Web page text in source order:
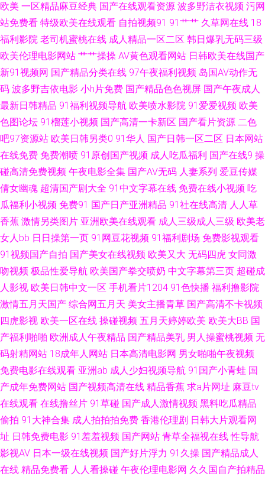
区 国产精品人妻久久 中文字幕国内不卡 福利片区入口 性爱福利 成人网站做
爱在线免费 影音先锋欧美色图 黄色视频A 91豆花吃瓜熟女 精品tv自拍 91传
媒网 精品不卡网 91TV性爱视频 国内操B视频 在线视频资源网站 久草久草久
草 91另类精品日韩欧美 欧美成人亚洲精品 91免费公开视频 欧美在线cd人妖
视频 91社精品无码 欧美性爱DV 91探花偷拍视频 五月天日日干 岛国资源站
人妖在线播放 白洁高校长 在线加勒比av 黑丝影院91 91成年成年进入人口 激
情A片 91官方传谋免费线观看 久久国产V 91海角视频 久9九9深色探花 91福
利社区 欧美日韩性爱悠悠 91尤物视频网址在线 午夜神马福利社 吃瓜偷青视
频 亚洲淫爱网 国产肏屄大片 在线AA成人色网 黄色苍库 91传媒抖音 欧美日
韩综合精品无 97色色超踫 五月亭亭激情网 传媒官网在线免费观看 亚a在线a
人片 国产福利AV在线 影音先锋中文字幕亚洲 欧美两性性交 成人PH免费看片
入口 影音先锋国产av资源 九9伊人网 91国产久久网一区 久久香蕉狼人影视
91另类稀缺国产真实 男人的天堂网色 草草地址一二三 日韩免费黄色网址 久
草国内 香蕉精品操逼网 欧日美一本道 91视频影院 日韩阿v片在线观看 黑人
欧美性爱 伊人老司 91视频在线资源网 黄色W网站 爱福利视频一区二区 91av
欧美 一区精品麻豆经典 国产在线观看资源 波多野洁衣视频 污网
站免费看 特级欧美在线观看 自拍视频91 91艹艹 久草网在线 18
福利影院 老司机蜜桃在线 成人精品一区二区 韩日爆乳无码三级
欧美伦理电影网站 艹艹操操 AV黄色观看网站 日韩欧美在线国产
新91视频网 国产精品分类在线 97午夜福利视频 岛国AV动作无
码 波多野吉依电影 小h片免费 国产精品色色视屏 国产午夜成人
最新日韩精品 91福利视频导航 欧美喷水影院 91爱爱视频 欧美
色图论坛 91榴莲小视频 国产高清一卡新区 国产看片资源 二色
吧97资源站 欧美日韩另类0 91华人 国产日韩一区二区 日本网站
在线免费 免费潮喷 91原创国产视频 成人吃瓜福利 国产在线9 操
碰高清免费视频 午夜电影全集 国产AV无码 人妻系列 爱豆传媒
倩女幽魂 超清国产剧大全 91中文字幕在线 免费在线小视频 吃
瓜福利小视频 免费91 国产日产亚洲精品 91社在线高清 人人草
香蕉 激情另类图片 亚洲欧美在线观看 成人三级成人三级 欧美老
女人bb 日日操第一页 91网豆花视频 91福利剧场 免费影视观看
91视频国产自拍 国产美女在线视频 欧美又大 无码四虎 女同激
吻视频 极品性爱导航 欧美国产拳交喷奶 中文字幕第三页 超碰成
人影视 欧美日韩中文一区 手机看片1204 91色快播 福利撸影院
激情五月天国产 综合网五月天 美女主播青草 国产高清不卡视频
四虎影视 欧美一区在线 操碰视频 五月天婷婷欧美 欧美大BB 国
产福利啪啪 欧洲成人午夜精品 国产精品美乳 男人操蜜桃视频 无
码射精网站 18成年人网站 日本高清电影网 男女啪啪午夜视频
免费电影在线观看 亚洲ab 成人少妇视频导航 91国产小青蛙 国
产成年免费网站 国产视频高清在线 精品香蕉 求a片网址 麻豆tv
在线观看 在线撸丝片 91草碰 国产成人激情视频 黑料吃瓜精品
偷拍 91大神合集 成人拍拍拍免费 香港伦理剧 日韩大片观看网
址 日韩免费电影 91羞羞视频 国产网站 青草全福视在线 性导航
影视AV 日本一级在线视频 国产好片浮力 91久操 国产精品成人
在线 精品免费看 人人看操碰 午夜伦理电影网 久久国自产拍精品